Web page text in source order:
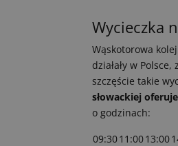
Wycieczka
Wąskotorowa
działały w
szczęście takie
słowackiej
o godzinach:
09:3011:0013:00